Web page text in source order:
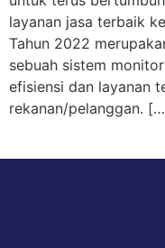
layanan jasa terbaik
Tahun 2022
sebuah sistem
efisiensi dan layanan
rekanan/pelanggan.